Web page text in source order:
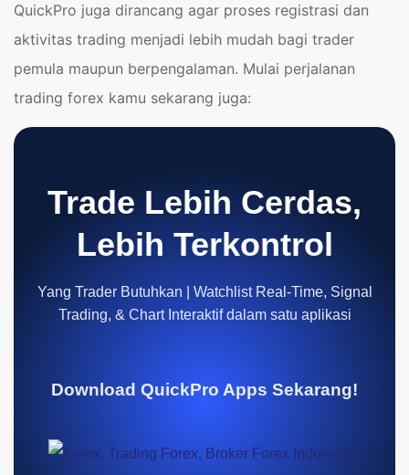
QuickPro juga dirancang agar proses registrasi dan
aktivitas trading menjadi lebih mudah bagi trader
pemula maupun berpengalaman. Mulai perjalanan
trading forex kamu sekarang juga:
Trade Lebih Cerdas,
Lebih Terkontrol
Yang Trader Butuhkan | Watchlist Real-Time, Signal
Trading, & Chart Interaktif dalam satu aplikasi
Download QuickPro Apps Sekarang!